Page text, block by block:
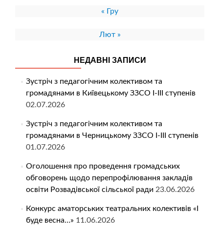
« Гру
Лют »
НЕДАВНІ ЗАПИСИ
Зустріч з педагогічним колективом та
громадянами в Київецькому ЗЗСО І-ІІІ ступенів
02.07.2026
Зустріч з педагогічним колективом та
громадянами в Черницькому ЗЗСО І-ІІІ ступенів
01.07.2026
Оголошення про проведення громадських
обговорень щодо перепрофілювання закладів
освіти Розвадівської сільської ради 23.06.2026
Конкурс аматорських театральних колективів «І
буде весна…» 11.06.2026